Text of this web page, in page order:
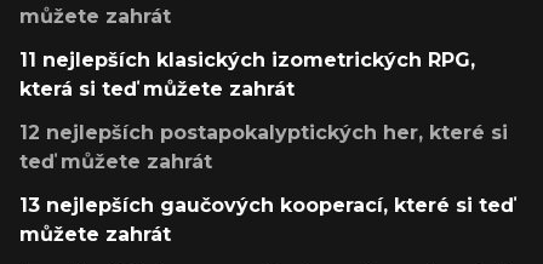
můžete zahrát
11 nejlepších klasických izometrických RPG,
která si teď můžete zahrát
12 nejlepších postapokalyptických her, které si
teď můžete zahrát
13 nejlepších gaučových kooperací, které si teď
můžete zahrát